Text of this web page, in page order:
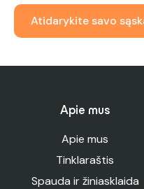
Atidarykite savo
Apie mus
Apie mus
Tinklaraštis
Spauda ir žiniasklaida